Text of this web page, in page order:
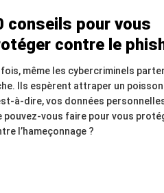
conseils pour vous
contre le
même les cybercriminels
Ils espèrent attraper un poisson
à-dire, vos données
pouvez-vous faire pour vous
l’hameçonnage ?